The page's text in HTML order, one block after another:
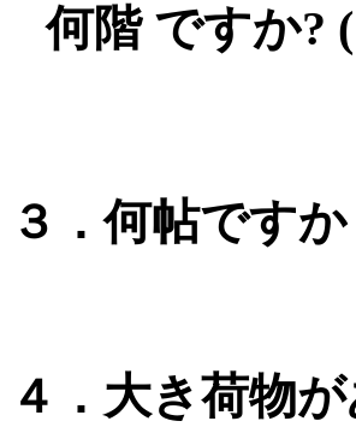
何階 です
３．何帖
４． 大き荷物